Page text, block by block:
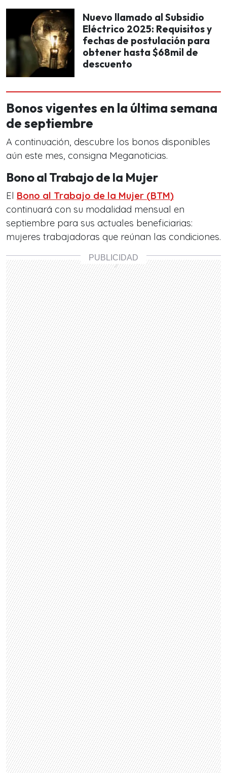
Nuevo llamado al Subsidio
Eléctrico 2025: Requisitos y
fechas de postulación para
obtener hasta $68mil de
descuento
Bonos vigentes en la última semana
de septiembre
A continuación, descubre los bonos disponibles
aún este mes, consigna Meganoticias.
Bono al Trabajo de la Mujer
El Bono al Trabajo de la Mujer (BTM)
continuará con su modalidad mensual en
septiembre para sus actuales beneficiarias:
mujeres trabajadoras que reúnan las condiciones.